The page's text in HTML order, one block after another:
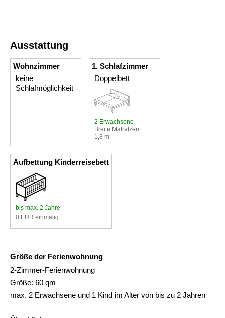
Ausstattung
Wohnzimmer
keine
Schlafmöglichkeit
1. Schlafzimmer
Doppelbett
2 Erwachsene
Breite Matratzen:
1,8 m
Aufbettung Kinderreisebett
bis max. 2 Jahre
0 EUR einmalig
Größe der Ferienwohnung
2-Zimmer-Ferienwohnung
Größe: 60 qm
max. 2 Erwachsene und 1 Kind im Alter von bis zu 2 Jahren